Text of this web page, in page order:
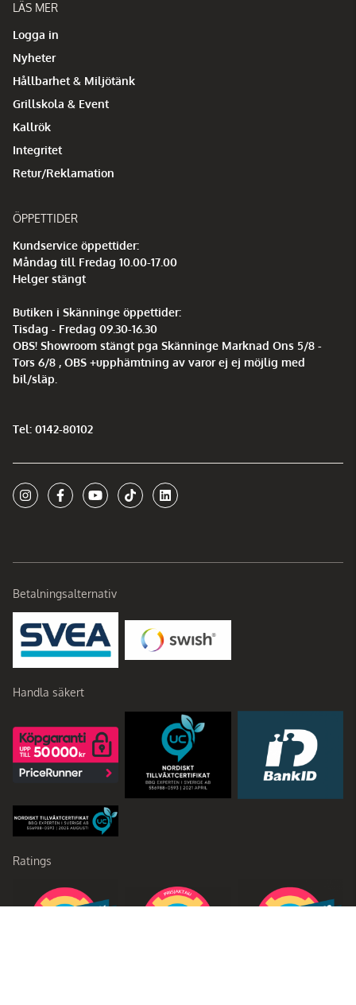
LÄS MER
Logga in
Nyheter
Hållbarhet & Miljötänk
Grillskola & Event
Kallrök
Integritet
Retur/Reklamation
ÖPPETTIDER
Kundservice öppettider:
Måndag till Fredag 10.00-17.00
Helger stängt
Butiken i Skänninge öppettider:
Tisdag - Fredag 09.30-16.30
OBS! Showroom stängt pga Skänninge Marknad Ons 5/8 -
Tors 6/8 , OBS +upphämtning av varor ej ej möjlig med
bil/släp.
Tel: 0142-80102
Betalningsalternativ
Handla säkert
Ratings